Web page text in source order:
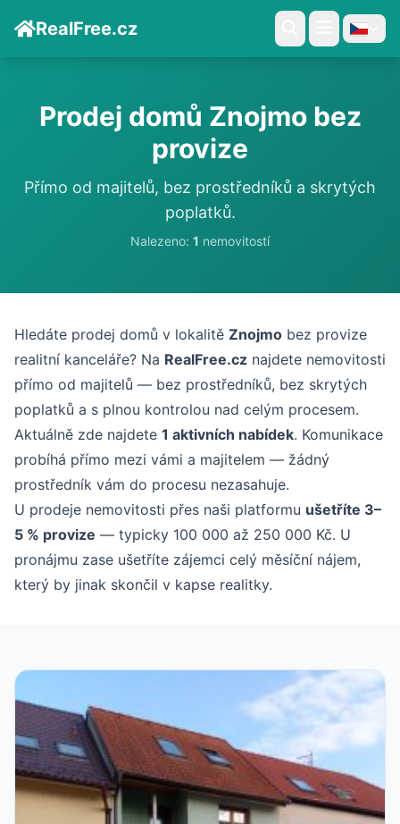
RealFree.cz
Prodej domů Znojmo bez
provize
Přímo od majitelů, bez prostředníků a skrytých
poplatků.
Nalezeno: 1 nemovitostí
Hledáte prodej domů v lokalitě Znojmo bez provize
realitní kanceláře? Na RealFree.cz najdete nemovitosti
přímo od majitelů — bez prostředníků, bez skrytých
poplatků a s plnou kontrolou nad celým procesem.
Aktuálně zde najdete 1 aktivních nabídek. Komunikace
probíhá přímo mezi vámi a majitelem — žádný
prostředník vám do procesu nezasahuje.
U prodeje nemovitosti přes naši platformu ušetříte 3–
5 % provize — typicky 100 000 až 250 000 Kč. U
pronájmu zase ušetříte zájemci celý měsíční nájem,
který by jinak skončil v kapse realitky.